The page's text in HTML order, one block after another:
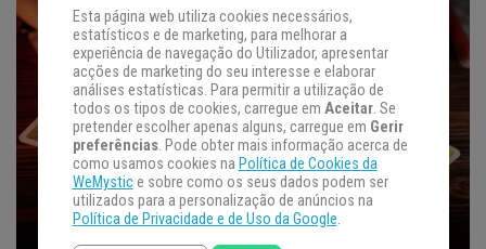
Esta página web utiliza cookies necessários,
estatísticos e de marketing, para melhorar a
experiência de navegação do Utilizador, apresentar
acções de marketing do seu interesse e elaborar
análises estatísticas. Para permitir a utilização de
todos os tipos de cookies, carregue em Aceitar. Se
pretender escolher apenas alguns, carregue em Gerir
preferências. Pode obter mais informação acerca de
como usamos cookies na Política de Cookies da
WeMystice sobre como os seus dados podem ser
utilizados para a personalização de anúncios na
Política de Privacidade e de Uso da Google.